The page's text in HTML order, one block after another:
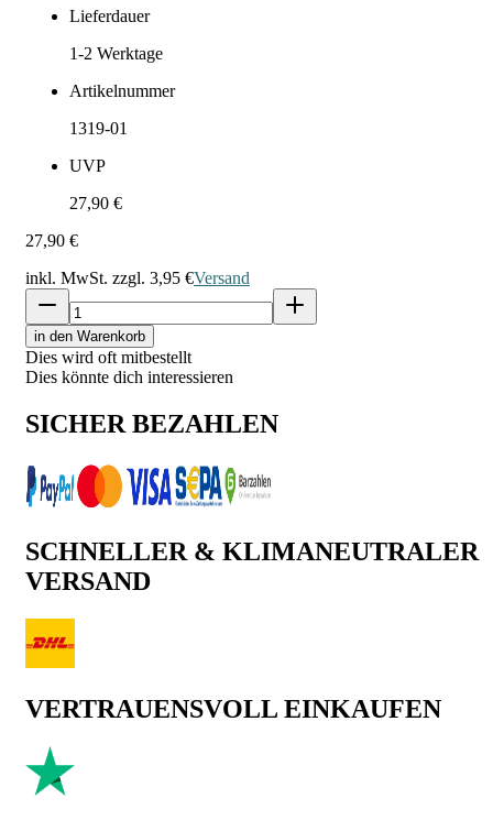
Lieferdauer
1-2 Werktage
Artikelnummer
1319-01
UVP
27,90 €
27,90 €
inkl. MwSt. zzgl. 3,95 €Versand
in den Warenkorb
Dies wird oft mitbestellt
Dies könnte dich interessieren
SICHER BEZAHLEN
SCHNELLER & KLIMANEUTRALER
VERSAND
VERTRAUENSVOLL EINKAUFEN